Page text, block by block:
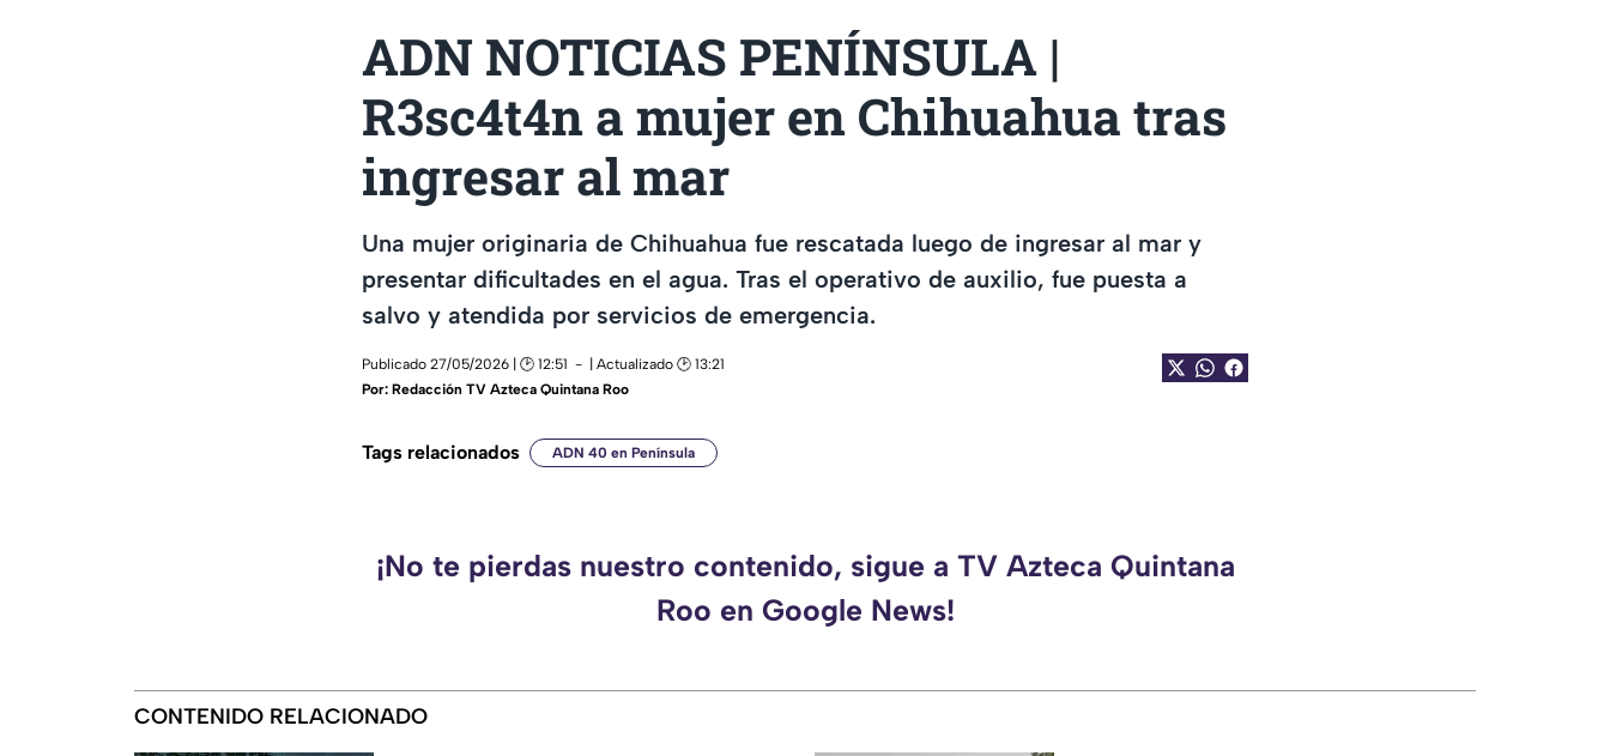
ADN NOTICIAS PENÍNSULA |
R3sc4t4n a mujer en Chihuahua tras
ingresar al mar
Una mujer originaria de Chihuahua fue rescatada luego de ingresar al mar y
presentar dificultades en el agua. Tras el operativo de auxilio, fue puesta a
salvo y atendida por servicios de emergencia.
Publicado 27/05/2026 | 🕑 12:51
| Actualizado 🕑 13:21
Por: Redacción TV Azteca Quintana Roo
Tags relacionados ADN 40 en Península
¡No te pierdas nuestro contenido, sigue a TV Azteca Quintana
Roo en Google News!
CONTENIDO RELACIONADO